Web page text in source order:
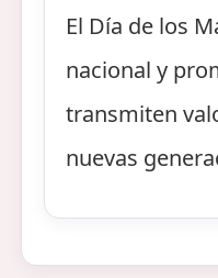
El Día de los
nacional y
transmiten
nuevas